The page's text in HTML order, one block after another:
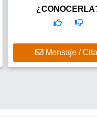
Mensaje /